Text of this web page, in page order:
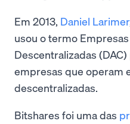
Em 2013, Daniel Larimer
usou o termo
Descentralizadas
empresas que operam
descentralizadas.
Bitshares foi uma das